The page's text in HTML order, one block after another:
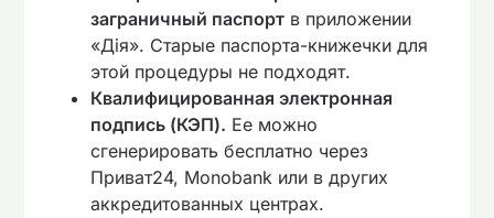
заграничный паспорт в приложении
«Дія». Старые паспорта-книжечки для
этой процедуры не подходят.
Квалифицированная электронная
подпись (КЭП). Ее можно
сгенерировать бесплатно через
Приват24, Monobank или в других
аккредитованных центрах.